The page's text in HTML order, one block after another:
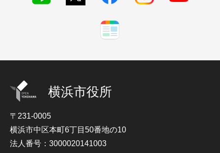
横浜市役所
〒231-0005
横浜市中区本町6丁目50番地の10
法人番号：3000020141003